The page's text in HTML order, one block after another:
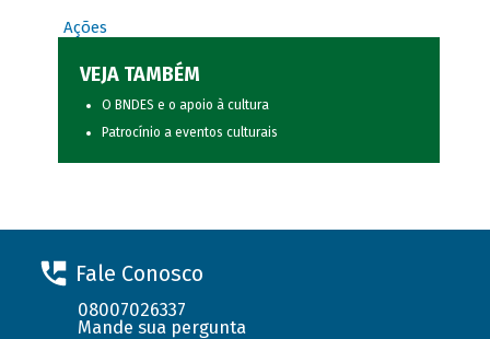
Ações
VEJA TAMBÉM
O BNDES e o apoio à cultura
Patrocínio a eventos culturais
Fale Conosco
08007026337
Mande sua pergunta